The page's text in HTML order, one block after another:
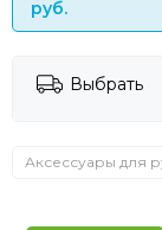
руб.
Выбрать
Аксессуары для